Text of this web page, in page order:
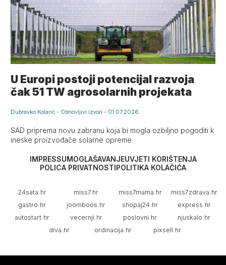
U Europi postoji potencijal razvoja
čak 51 TW agrosolarnih projekata
Dubravko Kolarić - Obnovljivi izvori - 01.07.2026.
SAD priprema novu zabranu koja bi mogla ozbiljno pogoditi k
ineske proizvođače solarne opreme
IMPRESSUMOGLAŠAVANJEUVJETI KORIŠTENJA
POLICA PRIVATNOSTIPOLITIKA KOLAČIĆA
24sata.hr miss7.hr miss7mama.hr
miss7zdrava.hr
gastro.hr
joomboos.hr shopaj24.hr
express.hr
autostart.hr
vecernji.hr poslovni.hr
njuskalo.hr
diva.hr
ordinacija.hr pixsell.hr